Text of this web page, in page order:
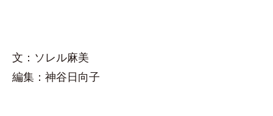
文：ソレル麻美
編集：神谷日向子